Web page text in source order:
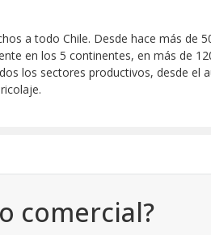
a todo Chile. Desde hace más de
en los 5 continentes, en más de
los sectores productivos, desde el
comercial?